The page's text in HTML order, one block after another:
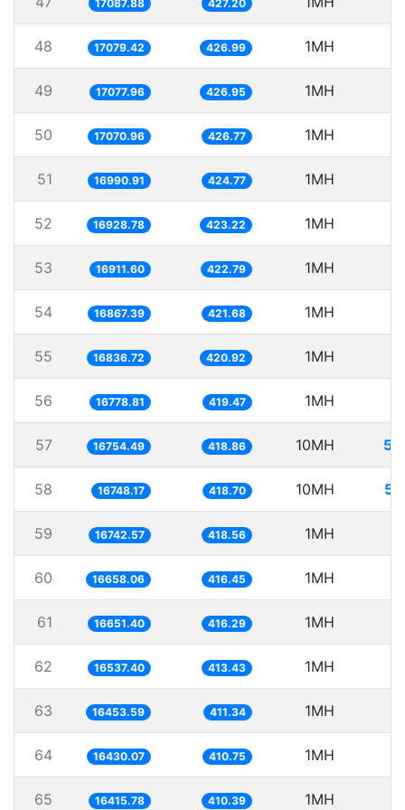
17087.88 427.20
48 17079.42 426.99 1MH
49 17077.96 426.95 1MH
50 17070.96 426.77 1MH
51 16990.91 424.77 1MH
52 16928.78 423.22 1MH
53 16911.60 422.79 1MH
54 16867.39 421.68 1MH
55 16836.72 420.92 1MH
56 16778.81 419.47 1MH
57 16754.49 418.86 10MH
58 16748.17 418.70 10MH
59 16742.57 418.56 1MH
60 16658.06 416.45 1MH
61 16651.40 416.29 1MH
62 16537.40 413.43 1MH
63 16453.59 411.34 1MH
64 16430.07 410.75 1MH
65 16415.78 410.39 1MH